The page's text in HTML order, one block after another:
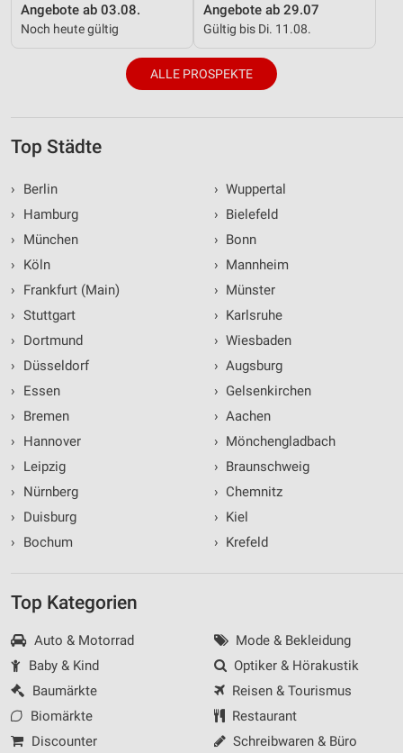
Angebote ab 03.08.
Noch heute gültig
Angebote ab 29.07
Gültig bis Di. 11.08.
ALLE PROSPEKTE
Top Städte
›
Berlin
›
Hamburg
›
München
›
Köln
›
Frankfurt (Main)
› Stuttgart
›
Dortmund
›
Düsseldorf
›
Essen
›
Bremen
›
Hannover
›
Leipzig
›
Nürnberg
›
Duisburg
›
Bochum
› Wuppertal
› Bielefeld
› Bonn
› Mannheim
› Münster
› Karlsruhe
› Wiesbaden
› Augsburg
› Gelsenkirchen
› Aachen
› Mönchengladbach
› Braunschweig
› Chemnitz
› Kiel
› Krefeld
Top Kategorien
Auto & Motorrad
Baby & Kind
Baumärkte
Biomärkte
Discounter
Mode & Bekleidung
Optiker & Hörakustik
Reisen & Tourismus
Restaurant
Schreibwaren & Büro